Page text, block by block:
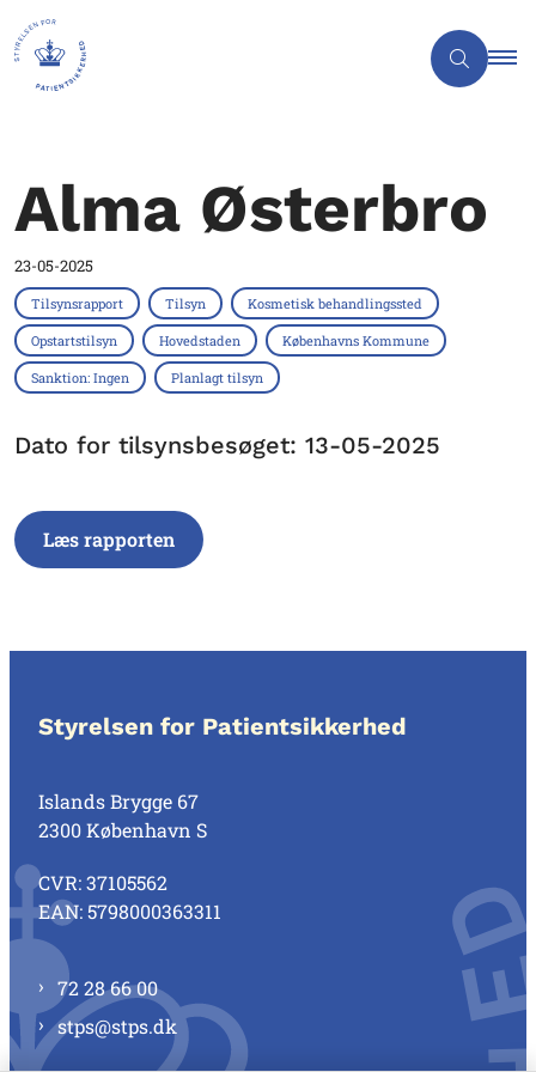
Alma Østerbro
23-05-2025
Tilsynsrapport Tilsyn Kosmetisk behandlingssted
Opstartstilsyn Hovedstaden Københavns Kommune
Sanktion: Ingen Planlagt tilsyn
Dato for tilsynsbesøget: 13-05-2025
Læs rapporten
Styrelsen for Patientsikkerhed
Islands Brygge 67
2300 København S
CVR: 37105562
EAN: 5798000363311
72 28 66 00
stps@stps.dk